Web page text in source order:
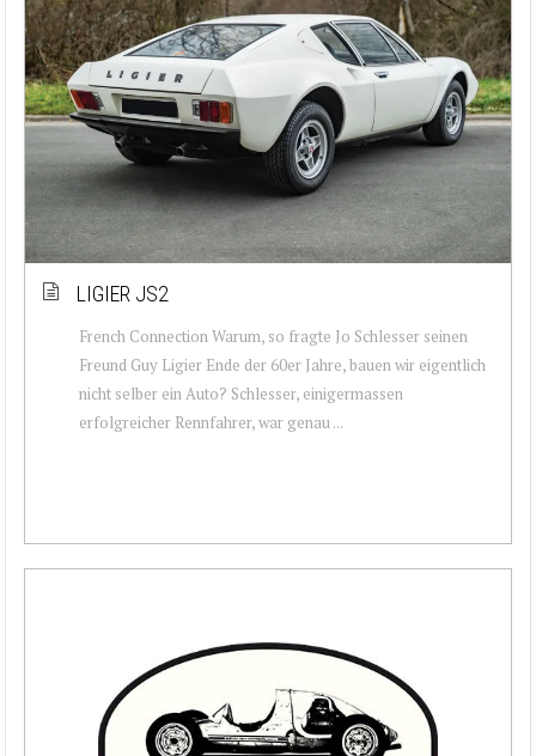
LIGIER JS2
French Connection Warum, so fragte Jo Schlesser seinen
Freund Guy Ligier Ende der 60er Jahre, bauen wir eigentlich
nicht selber ein Auto? Schlesser, einigermassen
erfolgreicher Rennfahrer, war genau ...